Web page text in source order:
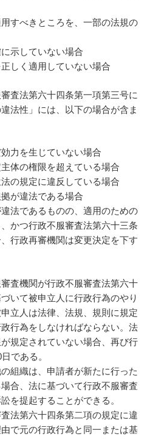
用すべきところを、一部の法規の
示していない場合
正しく適用していない場合
査法第六十四条第一項第三号に
法性」には、以下の場合が含ま
力を生じていない場合
主体の権限を超えている場合
法の規定に違反している場合
が違法である場合
法であるものの、適用のための
かつ行政不服審査法第六十三条
行政再審機関は変更決定を下す
査機関が行政不服審査法第六十
いて被申立人に行政行為のやり
立人は法律、法規、規則に規定
行為をしなければならない。法
規定されていない場合、再び行
である。
組織は、申請者が新たに行った
合、法に基づいて行政不服審査
を提起することができる。
法第六十四条第二項の規定に違
で元の行政行為と同一または基